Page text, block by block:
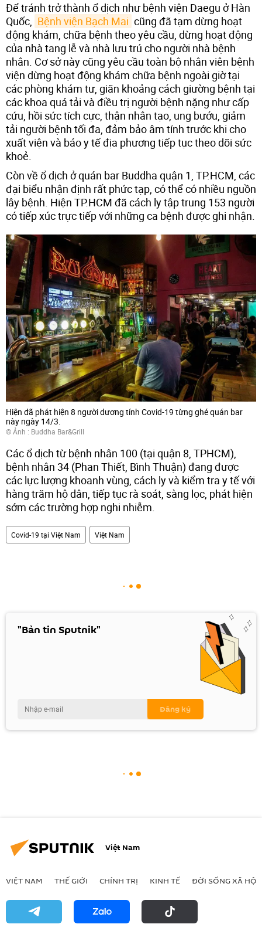
Để tránh trở thành ổ dịch như bệnh viện Daegu ở Hàn
Quốc, Bệnh viện Bạch Mai cũng đã tạm dừng hoạt
động khám, chữa bệnh theo yêu cầu, dừng hoạt động
của nhà tang lễ và nhà lưu trú cho người nhà bệnh
nhân. Cơ sở này cũng yêu cầu toàn bộ nhân viên bệnh
viện dừng hoạt động khám chữa bệnh ngoài giờ tại
các phòng khám tư, giãn khoảng cách giường bệnh tại
các khoa quá tải và điều trị người bệnh nặng như cấp
cứu, hồi sức tích cực, thận nhân tạo, ung bướu, giảm
tải người bệnh tối đa, đảm bảo âm tính trước khi cho
xuất viện và báo y tế địa phương tiếp tục theo dõi sức
khoẻ.
Còn về ổ dịch ở quán bar Buddha quận 1, TP.HCM, các
đại biểu nhận định rất phức tạp, có thể có nhiều nguồn
lây bệnh. Hiện TP.HCM đã cách ly tập trung 153 người
có tiếp xúc trực tiếp với những ca bệnh được ghi nhận.
Hiện đã phát hiện 8 người dương tính Covid-19 từng ghé quán bar
này ngày 14/3.
© Ảnh : Buddha Bar&Grill
Các ổ dịch từ bệnh nhân 100 (tại quận 8, TPHCM),
bệnh nhân 34 (Phan Thiết, Bình Thuận) đang được
các lực lượng khoanh vùng, cách ly và kiểm tra y tế với
hàng trăm hộ dân, tiếp tục rà soát, sàng lọc, phát hiện
sớm các trường hợp nghi nhiễm.
Covid-19 tại Việt Nam Việt Nam
"Bản tin Sputnik"
Việt Nam
VIỆT NAM THẾ GIỚI CHÍNH TRỊ KINH TẾ ĐỜI SỐNG XÃ HỘI